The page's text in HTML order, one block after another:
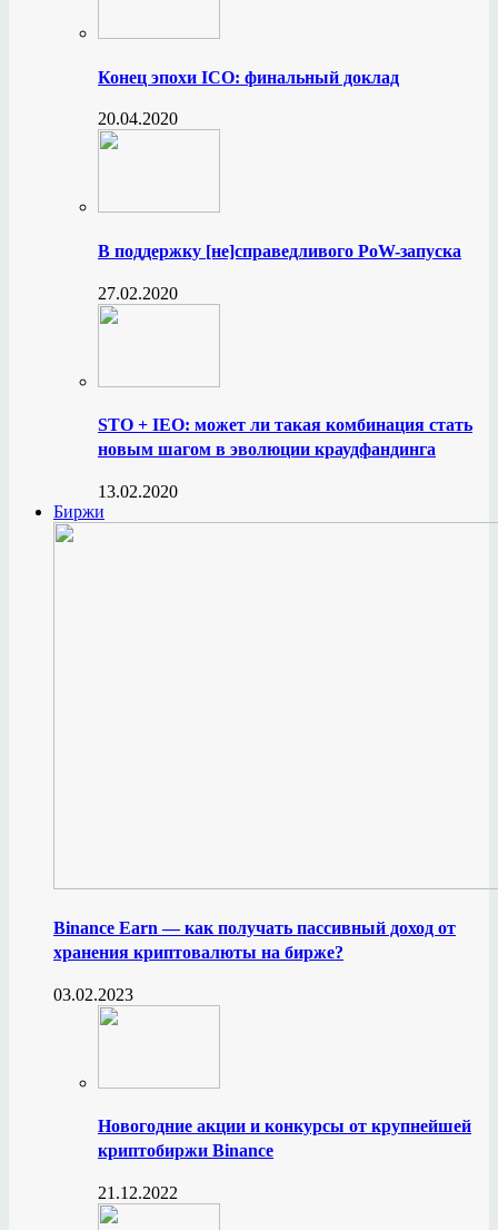
Конец эпохи ICO: финальный доклад
20.04.2020
В поддержку [не]справедливого PoW-запуска
27.02.2020
STO + IEO: может ли такая комбинация стать
новым шагом в эволюции краудфандинга
13.02.2020
Биржи
Binance Earn — как получать пассивный доход от
хранения криптовалюты на бирже?
03.02.2023
Новогодние акции и конкурсы от крупнейшей
криптобиржи Binance
21.12.2022